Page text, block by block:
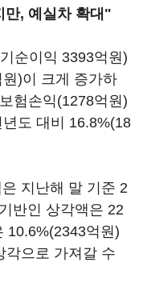
만, 예실차 확대"
순이익 3393억원)
)이 크게 증가하
험손익(1278억원)
도 대비 16.8%(18
지난해 말 기준 2
반인 상각액은 22
10.6%(2343억원)
각으로 가져갈 수